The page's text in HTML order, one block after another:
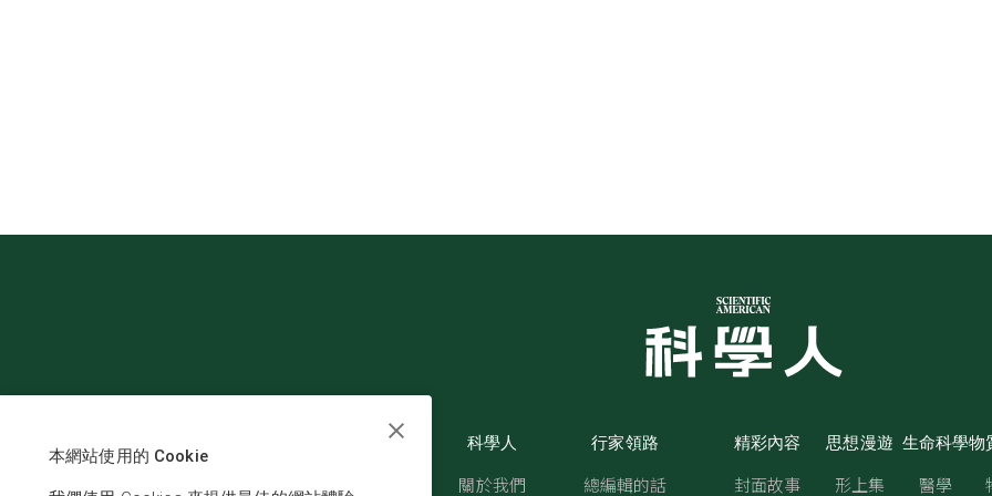
科學人
關於我們
行家領路
總編輯的話
精彩內容
封面故事
思想漫遊
形上集
生命科學
醫學
物
本網站使用的 Cookie